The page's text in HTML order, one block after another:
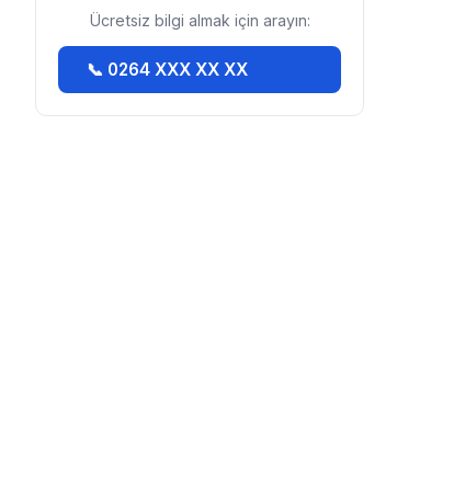
Ücretsiz bilgi almak için arayın:
📞 0264 XXX XX XX